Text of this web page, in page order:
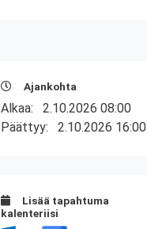
Ajankohta
Alkaa: 2.10.2026 08:00
Päättyy: 2.10.2026 16:00
Lisää tapahtuma
kalenteriisi